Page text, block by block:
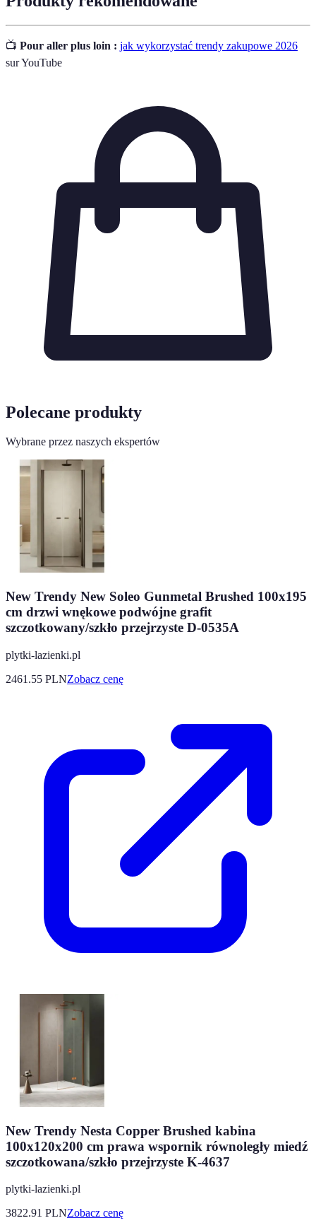
📺 Pour aller plus loin : jak wykorzystać trendy zakupowe 2026
sur YouTube
Polecane produkty
Wybrane przez naszych ekspertów
New Trendy New Soleo Gunmetal Brushed 100x195
cm drzwi wnękowe podwójne grafit
szczotkowany/szkło przejrzyste D-0535A
plytki-lazienki.pl
2461.55 PLNZobacz cenę
New Trendy Nesta Copper Brushed kabina
100x120x200 cm prawa wspornik równoległy miedź
szczotkowana/szkło przejrzyste K-4637
plytki-lazienki.pl
3822.91 PLNZobacz cenę